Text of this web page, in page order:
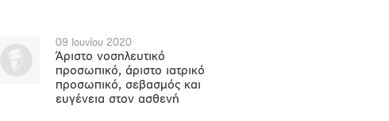
09 Ιουνίου 2020
Άριστο νοσηλευτικό
προσωπικό, άριστο ιατρικό
προσωπικό, σεβασμός και
ευγένεια στον ασθενή